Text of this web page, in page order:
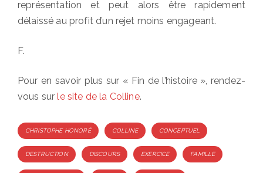
représentation et peut alors être rapidement
délaissé au profit d’un rejet moins engageant.
F.
Pour en savoir plus sur « Fin de l’histoire », rendez-
vous surle site de la Colline.
Tags
CHRISTOPHE HONORÉ COLLINE CONCEPTUEL
DESTRUCTION DISCOURS EXERCICE FAMILLE